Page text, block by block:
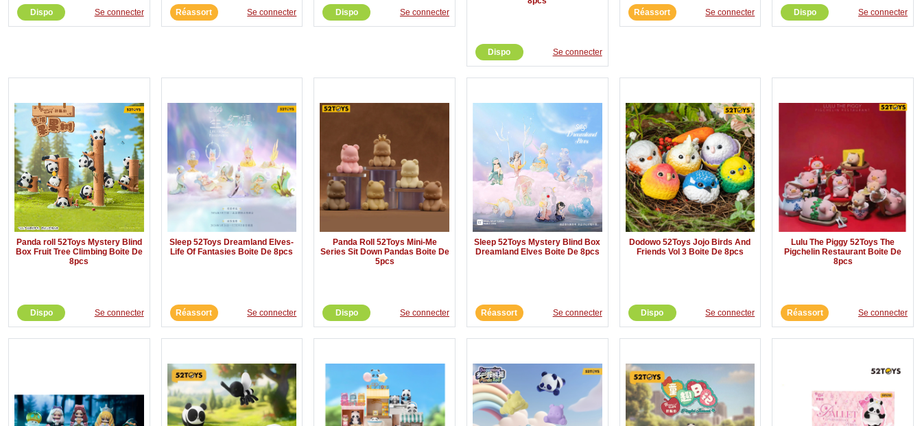
Dispo Se connecter Réassort Se connecter Dispo Se connecter
Dispo Se connecter
Réassort Se connecter Dispo Se connecter
Panda roll 52Toys Mystery Blind
Box Fruit Tree Climbing Boite De
8pcs
Dispo Se connecter
Sleep 52Toys Dreamland Elves-
Life Of Fantasies Boite De 8pcs
Réassort Se connecter
Panda Roll 52Toys Mini-Me
Series Sit Down Pandas Boite De
5pcs
Dispo Se connecter
Sleep 52Toys Mystery Blind Box
Dreamland Elves Boite De 8pcs
Réassort Se connecter
Dodowo 52Toys Jojo Birds And
Friends Vol 3 Boite De 8pcs
Dispo Se connecter
Lulu The Piggy 52Toys The
Pigchelin Restaurant Boite De
8pcs
Réassort Se connecter